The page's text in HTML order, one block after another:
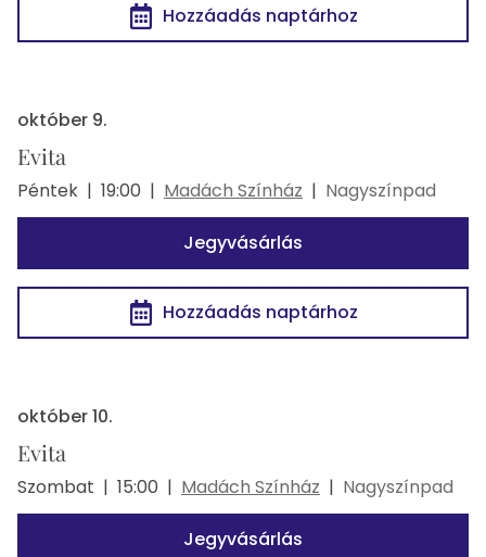
Hozzáadás naptárhoz
október 9.
Evita
Péntek | 19:00 | Madách Színház | Nagyszínpad
Jegyvásárlás
Hozzáadás naptárhoz
október 10.
Evita
Szombat | 15:00 | Madách Színház | Nagyszínpad
Jegyvásárlás